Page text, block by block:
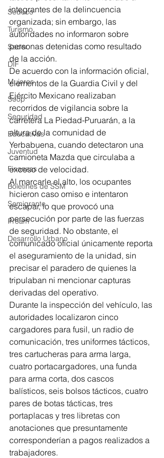
Sedeco
Turismo
Sader
DIF
Mujeres
Scop
Seguridad
Educativas
Juventud
Finanzas
Boletines de SSM
Semigrante
Proam
Desarrollo Urbano
integrantes de la delincuencia
organizada; sin embargo, las
autoridades no informaron sobre
personas detenidas como resultado
de la acción.
De acuerdo con la información oficial,
elementos de la Guardia Civil y del
Ejército Mexicano realizaban
recorridos de vigilancia sobre la
carretera La Piedad-Puruarán, a la
altura de la comunidad de
Yerbabuena, cuando detectaron una
camioneta Mazda que circulaba a
exceso de velocidad.
Al marcarle el alto, los ocupantes
hicieron caso omiso e intentaron
escapar, lo que provocó una
persecución por parte de las fuerzas
de seguridad. No obstante, el
comunicado oficial únicamente reporta
el aseguramiento de la unidad, sin
precisar el paradero de quienes la
tripulaban ni mencionar capturas
derivadas del operativo.
Durante la inspección del vehículo, las
autoridades localizaron cinco
cargadores para fusil, un radio de
comunicación, tres uniformes tácticos,
tres cartucheras para arma larga,
cuatro portacargadores, una funda
para arma corta, dos cascos
balísticos, seis bolsos tácticos, cuatro
pares de botas tácticas, tres
portaplacas y tres libretas con
anotaciones que presuntamente
corresponderían a pagos realizados a
trabajadores.